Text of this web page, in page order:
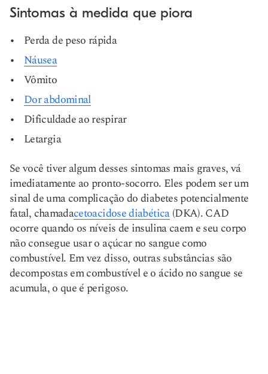
Sintomas à medida que piora
Perda de peso rápida
Náusea
Vômito
Dor abdominal
Dificuldade ao respirar
Letargia
Se você tiver algum desses sintomas mais graves, vá
imediatamente ao pronto-socorro. Eles podem ser um
sinal de uma complicação do diabetes potencialmente
fatal, chamadacetoacidose diabética(DKA). CAD
ocorre quando os níveis de insulina caem e seu corpo
não consegue usar o açúcar no sangue como
combustível. Em vez disso, outras substâncias são
decompostas em combustível e o ácido no sangue se
acumula, o que é perigoso.